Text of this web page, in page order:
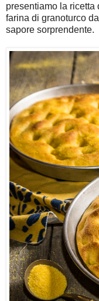
presentiamo la ricetta
farina di granoturco
sapore sorprendente.